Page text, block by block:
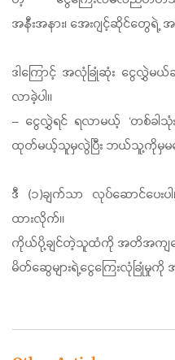
အနီးအနား၊ အေးဂျင့်ဆိုင်တွေရဲ့
ဒါကြောင့် အလုံခြုံဆုံး ငွေလွှဲမ
လာခဲ့ပါ။
– ငွေလွှဲရင် ရလာမယ့် ‘တစ်ခါ
ထုတ်မယ့်သူမှလွဲပြီး ဘယ်သူ့ကိုမှမပေ
ဒီ (၁)ချက်သာ လုပ်ဆောင်ပေးပ
ထားလိုက်။
ကိုယ်ပို့ချင်တဲ့သူထံကို အတိအကျရ
မိတ်ဆွေများရဲ့ငွေကြေးလုံခြုံမှုကို အ